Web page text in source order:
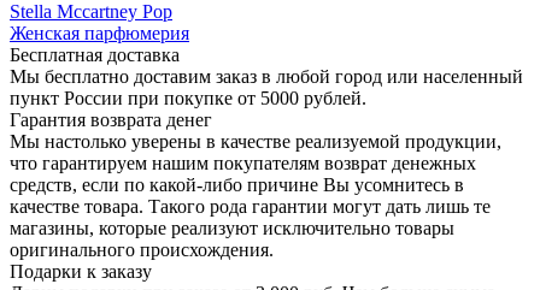
Stella Mccartney Pop
Женская парфюмерия
Бесплатная доставка
Мы бесплатно доставим заказ в любой город или населенный
пункт России при покупке от 5000 рублей.
Гарантия возврата денег
Мы настолько уверены в качестве реализуемой продукции,
что гарантируем нашим покупателям возврат денежных
средств, если по какой-либо причине Вы усомнитесь в
качестве товара. Такого рода гарантии могут дать лишь те
магазины, которые реализуют исключительно товары
оригинального происхождения.
Подарки к заказу